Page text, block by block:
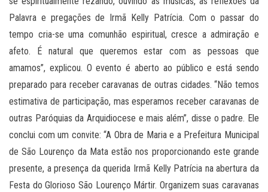
Palavra e pregações de Irmã Kelly Patrícia. Com o passar do
tempo cria-se uma comunhão espiritual, cresce a admiração e
afeto. É natural que queremos estar com as pessoas que
amamos”, explicou. O evento é aberto ao público e está sendo
preparado para receber caravanas de outras cidades. “Não temos
estimativa de participação, mas esperamos receber caravanas de
outras Paróquias da Arquidiocese e mais além”, disse o padre. Ele
conclui com um convite: “A Obra de Maria e a Prefeitura Municipal
de São Lourenço da Mata estão nos proporcionando este grande
presente, a presença da querida Irmã Kelly Patrícia na abertura da
Festa do Glorioso São Lourenço Mártir. Organizem suas caravanas